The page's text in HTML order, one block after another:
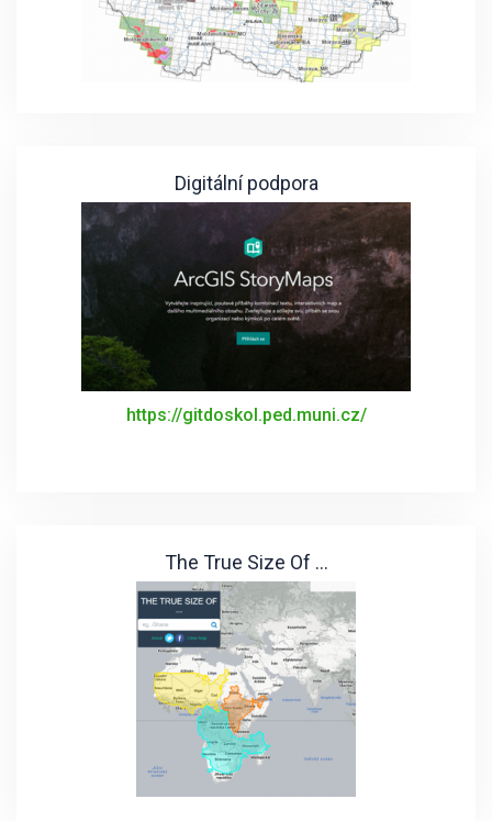
Digitální podpora
https://gitdoskol.ped.muni.cz/
The True Size Of ...